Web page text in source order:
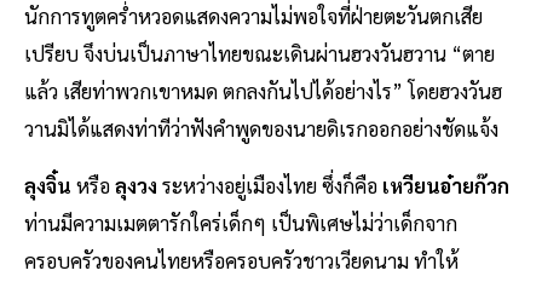
นักการทูตคร่ำหวอดแสดงความไม่พอใจที่ฝ่ายตะวันตกเสีย
เปรียบ จึงบ่นเป็นภาษาไทยขณะเดินผ่านฮวงวันฮวาน “ตาย
แล้ว เสียท่าพวกเขาหมด ตกลงกันไปได้อย่างไร” โดยฮวงวันฮ
วานมิได้แสดงท่าทีว่าฟังคำพูดของนายดิเรกออกอย่างชัดแจ้ง
ลุงจิ๋น หรือลุงวง ระหว่างอยู่เมืองไทย ซึ่งก็คือ เหวียนอ๋ายก๊วก
ท่านมีความเมตตารักใคร่เด็กๆ เป็นพิเศษไม่ว่าเด็กจาก
ครอบครัวของคนไทยหรือครอบครัวชาวเวียดนาม ทำให้